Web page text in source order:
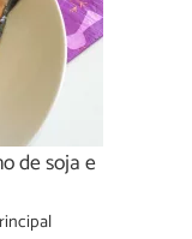
de soja e